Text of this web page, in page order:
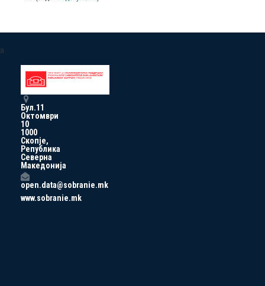
a
Бул.11
Октомври
10
1000
Скопје,
Република
Северна
Македонија
open.data@sobranie.mk
www.sobranie.mk